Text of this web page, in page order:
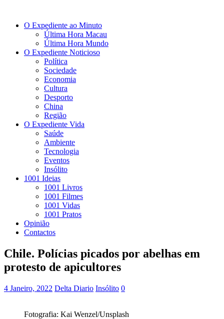
O Expediente ao Minuto
Última Hora Macau
Última Hora Mundo
O Expediente Noticioso
Política
Sociedade
Economia
Cultura
Desporto
China
Região
O Expediente Vida
Saúde
Ambiente
Tecnologia
Eventos
Insólito
1001 Ideias
1001 Livros
1001 Filmes
1001 Vidas
1001 Pratos
Opinião
Contactos
Chile. Polícias picados por abelhas em
protesto de apicultores
4 Janeiro, 2022 Delta Diario Insólito 0
Fotografia: Kai Wenzel/Unsplash